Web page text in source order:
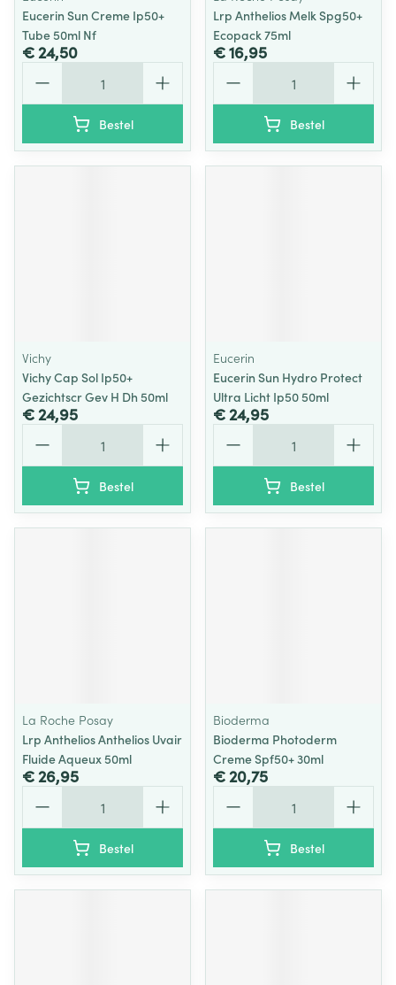
Eucerin Sun Creme Ip50+
Tube 50ml Nf
€ 24,50
Bestel
Lrp Anthelios Melk Spg50+
Ecopack 75ml
€ 16,95
Bestel
Vichy
Vichy Cap Sol Ip50+
Gezichtscr Gev H Dh 50ml
€ 24,95
Bestel
Eucerin
Eucerin Sun Hydro Protect
Ultra Licht Ip50 50ml
€ 24,95
Bestel
La Roche Posay
Lrp Anthelios Anthelios Uvair
Fluide Aqueux 50ml
€ 26,95
Bestel
Bioderma
Bioderma Photoderm
Creme Spf50+ 30ml
€ 20,75
Bestel